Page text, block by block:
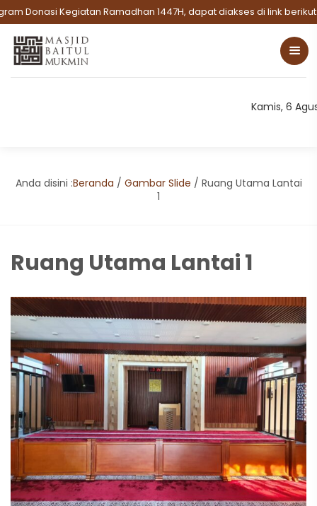
Donasi Kegiatan Ramadhan 1447H, dapat diakses di link berikut:
Kamis, 6
Anda disini :Beranda / Gambar Slide / Ruang Utama Lantai
1
Ruang Utama Lantai 1